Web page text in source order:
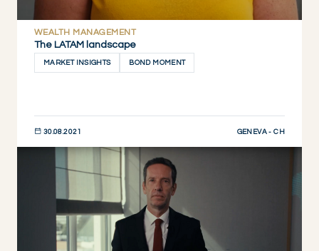
WEALTH MANAGEMENT
The LATAM landscape
MARKET INSIGHTS BOND MOMENT
30.08.2021 GENEVA - CH